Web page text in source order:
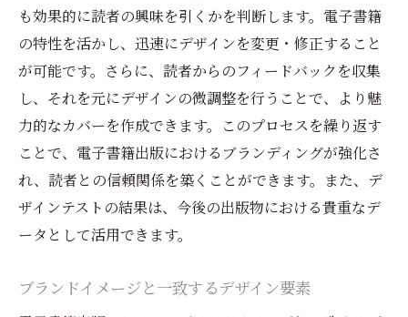
も効果的に読者の興味を引くかを判断します。電子書籍
の特性を活かし、迅速にデザインを変更・修正すること
が可能です。さらに、読者からのフィードバックを収集
し、それを元にデザインの微調整を行うことで、より魅
力的なカバーを作成できます。このプロセスを繰り返す
ことで、電子書籍出版におけるブランディングが強化さ
れ、読者との信頼関係を築くことができます。また、デ
ザインテストの結果は、今後の出版物における貴重なデ
ータとして活用できます。
ブランドイメージと一致するデザイン要素